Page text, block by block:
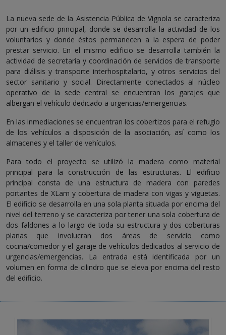
La nueva sede de la Asistencia Pública de Vignola se caracteriza
por un edificio principal, donde se desarrolla la actividad de los
voluntarios y donde éstos permanecen a la espera de poder
prestar servicio. En el mismo edificio se desarrolla también la
actividad de secretaría y coordinación de servicios de transporte
para diálisis y transporte interhospitalario, y otros servicios del
sector sanitario y social. Directamente conectados al núcleo
operativo de la sede central se encuentran los garajes que
albergan el vehículo dedicado a urgencias/emergencias.
En las inmediaciones se encuentran los cobertizos para el refugio
de los vehículos a disposición de la asociación, así como los
almacenes y el taller de vehículos.
Para todo el proyecto se utilizó la madera como material
principal para la construcción de las estructuras. El edificio
principal consta de una estructura de madera con paredes
portantes de XLam y cobertura de madera con vigas y viguetas.
El edificio se desarrolla en una sola planta situada por encima del
nivel del terreno y se caracteriza por tener una sola cobertura de
dos faldones a lo largo de toda su estructura y dos coberturas
planas que involucran dos áreas de servicio como
cocina/comedor y el garaje de vehículos dedicados al servicio de
urgencias/emergencias. La entrada está identificada por un
volumen en forma de cilindro que se eleva por encima del resto
del edificio.